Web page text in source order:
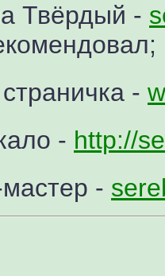
Твёрдый -
-
- http://
-